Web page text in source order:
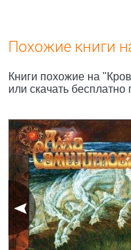
Похожие книги
Книги похожие на
или скачать